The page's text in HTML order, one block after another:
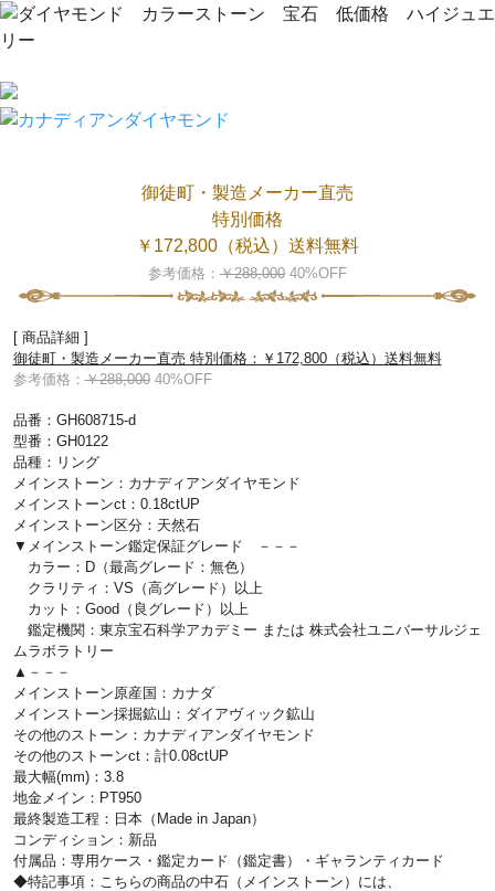
御徒町・製造メーカー直売
特別価格
￥172,800（税込）送料無料
参考価格： ￥288,000 40%OFF
[ 商品詳細 ]
御徒町・製造メーカー直売 特別価格：￥172,800（税込）送料無料
参考価格：￥288,00040%OFF
品番：GH608715-d
型番：GH0122
品種：リング
メインストーン：カナディアンダイヤモンド
メインストーンct：0.18ctUP
メインストーン区分：天然石
▼メインストーン鑑定保証グレード －－－
カラー：D（最高グレード：無色）
クラリティ：VS（高グレード）以上
カット：Good（良グレード）以上
鑑定機関：東京宝石科学アカデミー または 株式会社ユニバーサルジェ
ムラボラトリー
▲－－－
メインストーン原産国：カナダ
メインストーン採掘鉱山：ダイアヴィック鉱山
その他のストーン：カナディアンダイヤモンド
その他のストーンct：計0.08ctUP
最大幅(mm)：3.8
地金メイン：PT950
最終製造工程：日本（Made in Japan）
コンディション：新品
付属品：専用ケース・鑑定カード（鑑定書）・ギャランティカード
◆特記事項：こちらの商品の中石（メインストーン）には、